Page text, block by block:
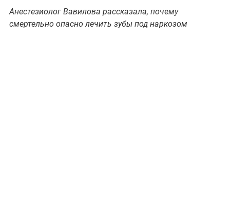
Анестезиолог Вавилова рассказала, почему
смертельно опасно лечить зубы под наркозом